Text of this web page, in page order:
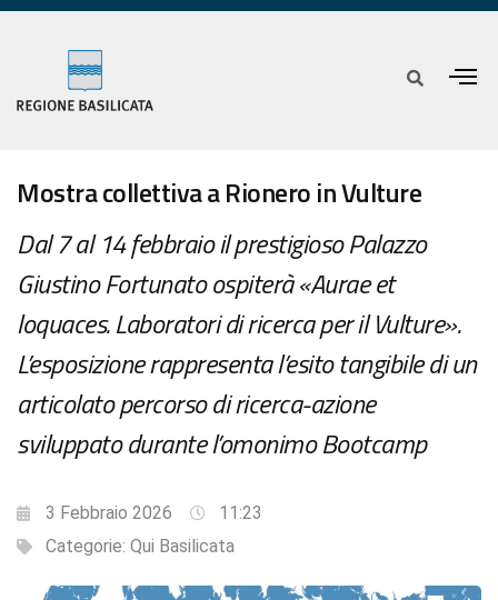
Mostra collettiva a Rionero in Vulture
Dal 7 al 14 febbraio il prestigioso Palazzo
Giustino Fortunato ospiterà «Aurae et
loquaces. Laboratori di ricerca per il Vulture».
L’esposizione rappresenta l’esito tangibile di un
articolato percorso di ricerca-azione
sviluppato durante l’omonimo Bootcamp
3 Febbraio 2026
11:23
Categorie: Qui Basilicata